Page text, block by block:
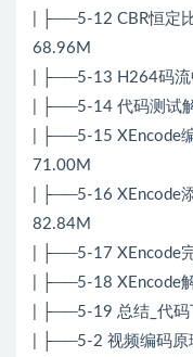
| ├──5-12 CBR恒定
68.96M
| ├──5-13 H264码流
| ├──5-14 代码测试
| ├──5-15 XEncode
71.00M
| ├──5-16 XEncode
82.84M
| ├──5-17 XEncode
| ├──5-18 XEncode
| ├──5-19 总结_代
| ├──5-2 视频编码